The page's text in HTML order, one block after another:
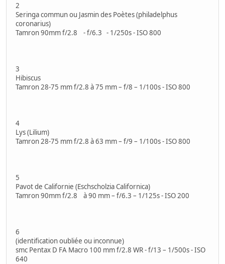
2
Seringa commun ou Jasmin des Poètes (philadelphus
coronarius)
Tamron 90mm f/2.8 - f/6.3 - 1/250s - ISO 800
3
Hibiscus
Tamron 28-75 mm f/2.8 à 75 mm – f/8 – 1/100s - ISO 800
4
Lys (Lilium)
Tamron 28-75 mm f/2.8 à 63 mm – f/9 – 1/100s - ISO 800
5
Pavot de Californie (Eschscholzia Californica)
Tamron 90mm f/2.8 à 90 mm – f/6.3 – 1/125s - ISO 200
6
(identification oubliée ou inconnue)
smc Pentax D FA Macro 100 mm f/2.8 WR - f/13 – 1/500s - ISO
640